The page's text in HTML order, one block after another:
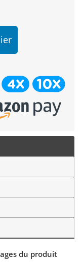
du produit